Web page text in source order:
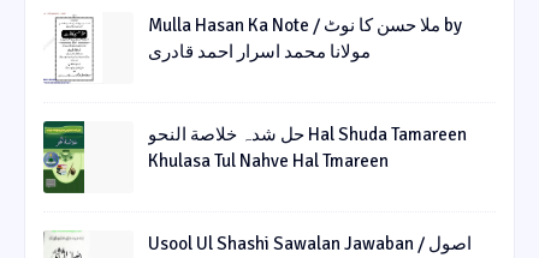
Mulla Hasan Ka Note / ملا حسن کا نوٹ by
مولانا محمد اسرار احمد قادری
حل شدہ خلاصة النحو Hal Shuda Tamareen
Khulasa Tul Nahve Hal Tmareen
Usool Ul Shashi Sawalan Jawaban / اصول